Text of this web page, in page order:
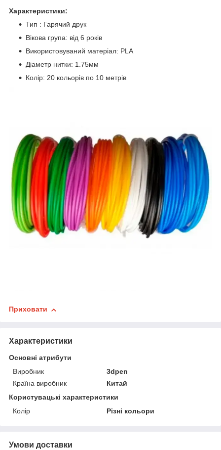
Характеристики:
Тип : Гарячий друк
Вікова група: від 6 років
Використовуваний матеріал: PLA
Діаметр нитки: 1.75мм
Колір: 20 кольорів по 10 метрів
Приховати
Характеристики
Основні атрибути
Виробник
3dpen
Країна виробник
Китай
Користувацькі характеристики
Колір
Різні кольори
Умови доставки